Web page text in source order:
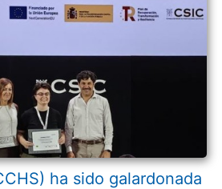
ha sido galardonada